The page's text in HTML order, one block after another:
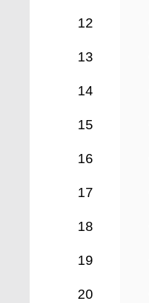
12
13
14
15
16
17
18
19
20